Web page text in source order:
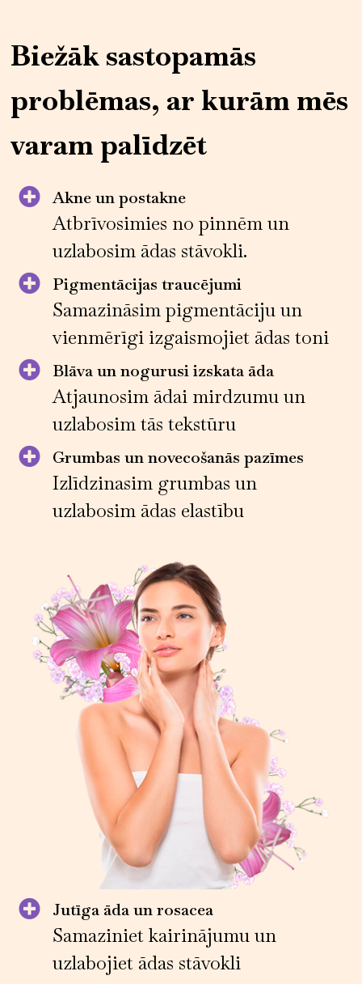
Biežāk sastopamās
problēmas, ar kurām mēs
varam palīdzēt
Akne un postakne
Atbrīvosimies no pinnēm un
uzlabosim ādas stāvokli.
Pigmentācijas traucējumi
Samazināsim pigmentāciju un
vienmērīgi izgaismojiet ādas toni
Blāva un nogurusi izskata āda
Atjaunosim ādai mirdzumu un
uzlabosim tās tekstūru
Grumbas un novecošanās pazīmes
Izlīdzinasim grumbas un
uzlabosim ādas elastību
Jutīga āda un rosacea
Samaziniet kairinājumu un
uzlabojiet ādas stāvokli